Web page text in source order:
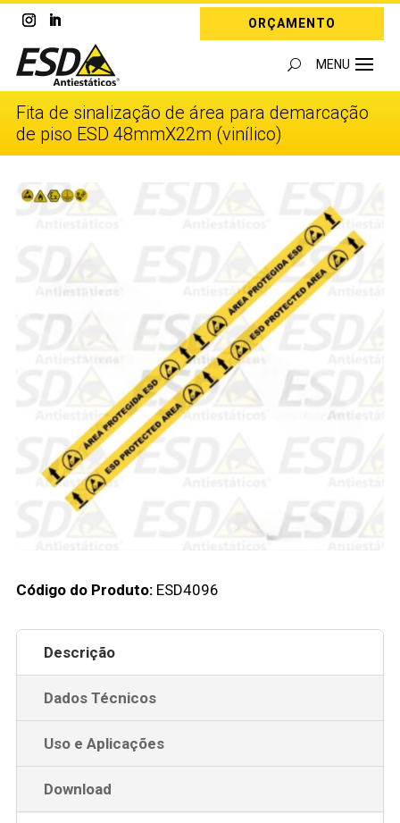
ORÇAMENTO
Fita de sinalização de área para demarcação
de piso ESD 48mmX22m (vinílico)
Código do Produto: ESD4096
Descrição
Dados Técnicos
Uso e Aplicações
Download